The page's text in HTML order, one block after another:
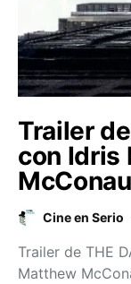
Trailer
con Idris
Cine en Serio
Trailer de THE
Matthew